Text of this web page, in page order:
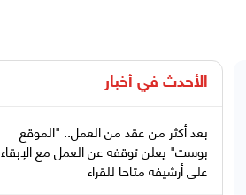
الأحدث في أخبار
بعد أكثر من عقد من العمل.. "الموقع
بوست" يعلن توقفه عن العمل مع الإبقاء
على أرشيفه متاحا للقراء